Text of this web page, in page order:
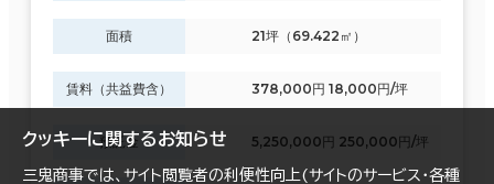
面積 21坪（69.422㎡）
賃料（共益費含） 378,000円 18,000円/坪
預託金 5,250,000円 250,000円/坪
クッキーに関するお知らせ
三鬼商事では、サイト閲覧者の利便性向上(サイトのサービス・各種